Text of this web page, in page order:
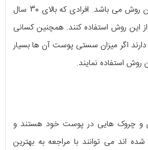
مناسبی برای انجام این روش می باشد. افرادی که بالای 30 سال
این روش استفاده کنند. همچنین کسانی
سال سن دارند اگر میزان سستی پوست آن ها بسیار
روش استفاده نمایند.
و چروک هایی در پوست خود هستند و
اند می توانند با مراجعه به بهترین